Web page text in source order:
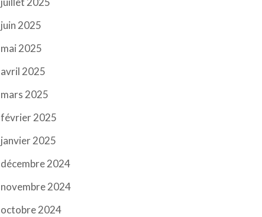
juin 2025
mai 2025
avril 2025
mars 2025
février 2025
janvier 2025
décembre 2024
novembre 2024
octobre 2024